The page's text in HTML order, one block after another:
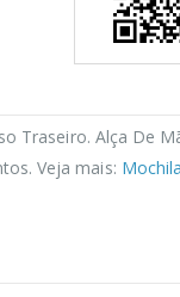
Traseiro. Alça De
Veja mais: Mochila